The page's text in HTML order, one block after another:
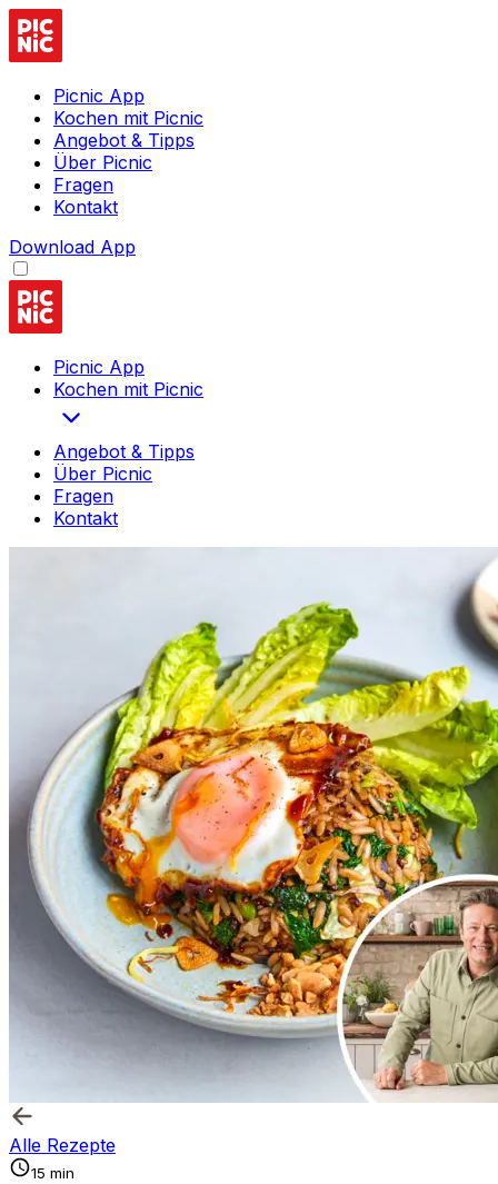
Picnic App
Kochen mit Picnic
Angebot & Tipps
Über Picnic
Fragen
Kontakt
Download App
Picnic App
Kochen mit Picnic
Angebot & Tipps
Über Picnic
Fragen
Kontakt
Alle Rezepte
15 min